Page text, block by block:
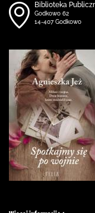
Biblioteka
Godkowo 62
14-407 Godkowo